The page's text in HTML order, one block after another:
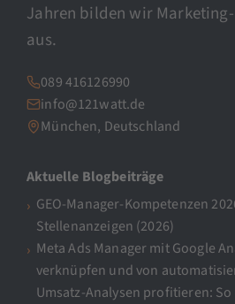
Jahren bilden wir
aus.
089 416126990
info@121watt.de
München, Deutschland
Aktuelle Blogbeiträge
GEO-Manager-Kompetenzen
Stellenanzeigen (2026)
Meta Ads Manager mit Google
verknüpfen und von
Umsatz-Analysen profitieren: So